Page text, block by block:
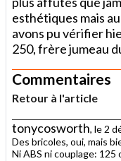
esthétiques mais
avons pu vérifier
250, frère jumeau
Commentaires
Retour à l'article
tonycosworth, le 2
Des bricoles, oui, mais
Ni ABS ni couplage: 125